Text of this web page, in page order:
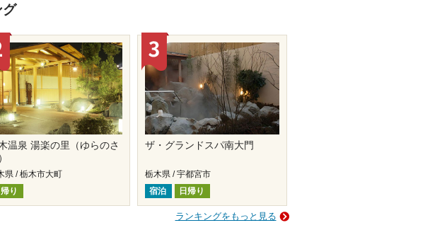
グ
温泉 湯楽の里（ゆらのさ
県 / 栃木市大町
帰り
ザ・グランドスパ南大門
栃木県 / 宇都宮市
宿泊
日帰り
ランキングをもっと見る